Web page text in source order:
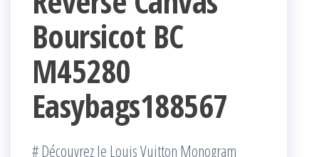
Boursicot BC
M45280
Easybags188567
# Découvrez le Louis Vuitton Monogram